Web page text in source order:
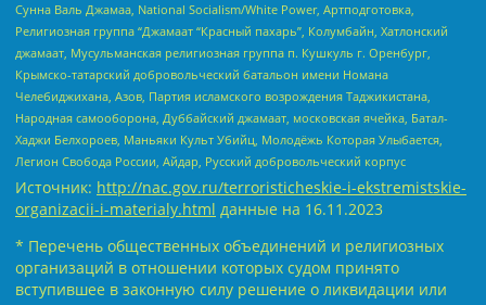
Сунна Валь Джамаа, National Socialism/White Power, Артподготовка,
Религиозная группа “Джамаат “Красный пахарь”, Колумбайн, Хатлонский
джамаат, Мусульманская религиозная группа п. Кушкуль г. Оренбург,
Крымско-татарский добровольческий батальон имени Номана
Челебиджихана, Азов, Партия исламского возрождения Таджикистана,
Народная самооборона, Дуббайский джамаат, московская ячейка, Батал-
Хаджи Белхороев, Маньяки Культ Убийц, Молодёжь Которая Улыбается,
Легион Свобода России, Айдар, Русский добровольческий корпус
Источник: http://nac.gov.ru/terroristicheskie-i-ekstremistskie-
organizacii-i-materialy.html данные на 16.11.2023
* Перечень общественных объединений и религиозных
организаций в отношении которых судом принято
вступившее в законную силу решение о ликвидации или